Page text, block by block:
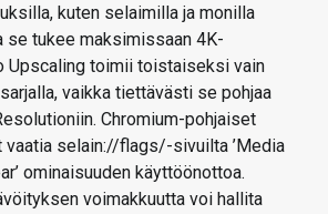
kuten selaimilla ja monilla
se tukee maksimissaan 4K-
Upscaling toimii toistaiseksi vain
vaikka tiettävästi se pohjaa
Chromium-pohjaiset
vaatia selain://flags/-sivuilta ’Media
ominaisuuden käyttöönottoa.
voimakkuutta voi hallita